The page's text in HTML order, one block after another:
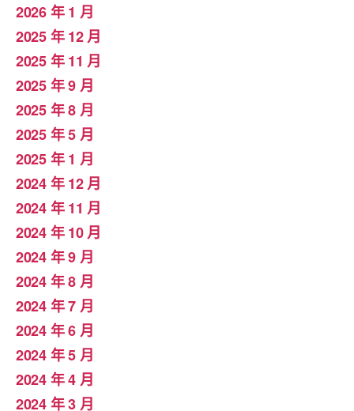
2026 年 1 月
2025 年 12 月
2025 年 11 月
2025 年 9 月
2025 年 8 月
2025 年 5 月
2025 年 1 月
2024 年 12 月
2024 年 11 月
2024 年 10 月
2024 年 9 月
2024 年 8 月
2024 年 7 月
2024 年 6 月
2024 年 5 月
2024 年 4 月
2024 年 3 月